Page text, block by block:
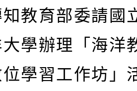
知教育部委請國
大學辦理「海洋
位學習工作坊」